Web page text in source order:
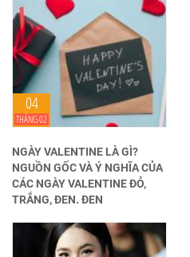
04
THÁNG 02
NGÀY VALENTINE LÀ GÌ?
NGUỒN GỐC VÀ Ý NGHĨA CỦA
CÁC NGÀY VALENTINE ĐỎ,
TRẮNG, ĐEN. ĐEN